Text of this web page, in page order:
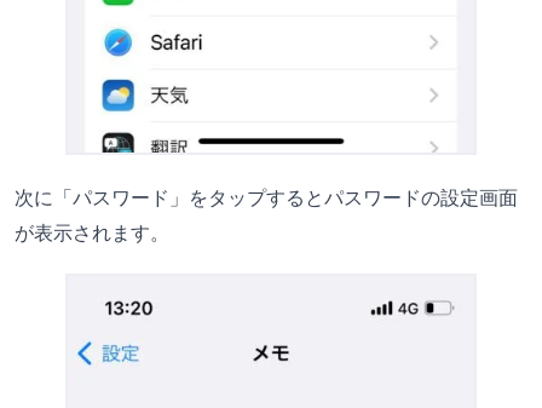
次に「パスワード」をタップするとパスワードの設定画面
が表示されます。